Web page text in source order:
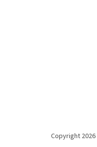
Copyright 2026